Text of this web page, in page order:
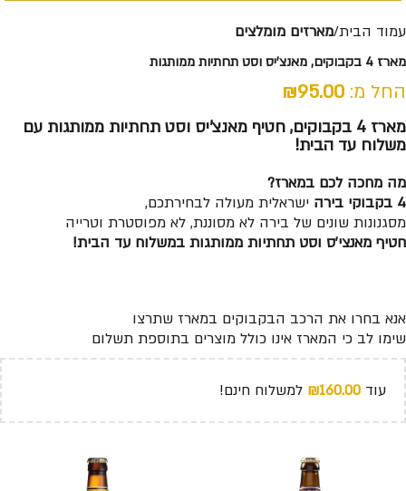
עמוד הבית מארזים מומלצים
מארז 4 בקבוקים, מאנצ’יס וסט תחתיות ממותגות
החל מ: ₪95.00
מארז 4 בקבוקים, חטיף מאנצ’יס וסט תחתיות ממותגות עם
משלוח עד הבית!
מה מחכה לכם במארז?
4 בקבוקי בירה
ישראלית מעולה לבחירתכם,
מסגנונות שונים של בירה לא מסוננת, לא מפוסטרת וטרייה
חטיף מאנצי’ס וסט תחתיות ממותגות במשלוח עד הבית!
אנא בחרו את הרכב הבקבוקים במארז שתרצו
שימו לב כי המארז אינו כולל מוצרים בתוספת תשלום
עוד ₪160.00 למשלוח חינם!